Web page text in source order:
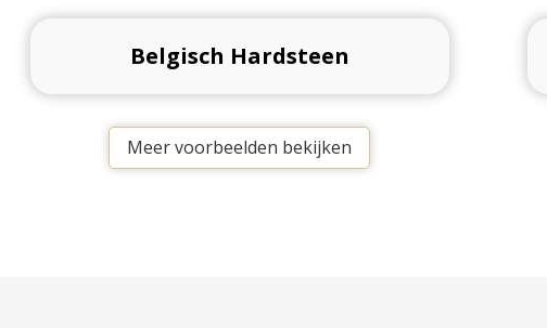
Belgisch Hardsteen
Meer voorbeelden bekijken